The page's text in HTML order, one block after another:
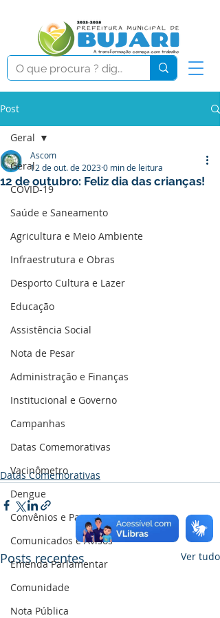
Post
Geral
COVID-19
Saúde e Saneamento
Agricultura e Meio Ambiente
Infraestrutura e Obras
Desporto Cultura e Lazer
Educação
Assistência Social
Nota de Pesar
Administração e Finanças
Institucional e Governo
Campanhas
Datas Comemorativas
Vacinômetro
Dengue
Convênios e Parcerias
Comunicados e Avisos
Emenda Parlamentar
Comunidade
Nota Pública
Geral
12 de outubro: Feliz dia das crianças!
Ascom
12 de out. de 20230 min de leitura
Datas Comemorativas
Posts recentes Ver tudo